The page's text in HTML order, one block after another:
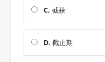
C. 截获
D. 截止期